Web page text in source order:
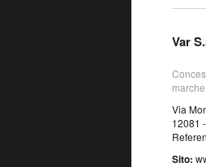
Var
marche
Via
12081
Sito: